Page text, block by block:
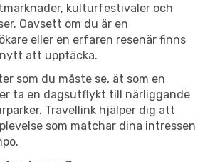
kulturfestivaler och
Oavsett om du är en
eller en erfaren resenär finns
att upptäcka.
som du måste se, ät som en
ta en dagsutflykt till närliggande
Travellink hjälper dig att
som matchar dina intressen